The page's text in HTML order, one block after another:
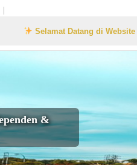
Datang di Website Resmi
&